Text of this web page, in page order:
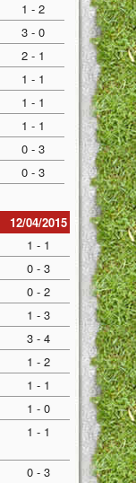
1 - 2
3 - 0
2 - 1
1 - 1
1 - 1
1 - 1
0 - 3
0 - 3
12/04/2015
1 - 1
0 - 3
0 - 2
1 - 3
3 - 4
1 - 2
1 - 1
1 - 0
1 - 1
0 - 3